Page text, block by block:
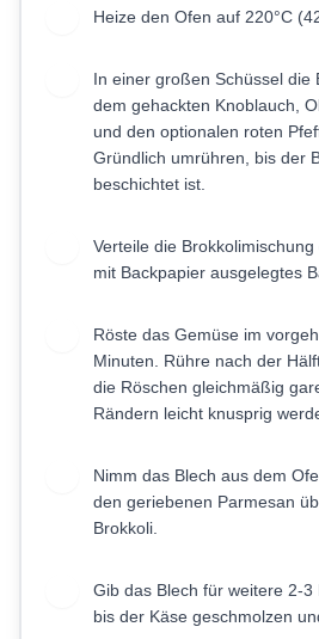
Heize den Ofen auf 220°C
In einer großen Schüssel die
dem gehackten Knoblauch,
und den optionalen roten
Gründlich umrühren, bis der
beschichtet ist.
Verteile die
mit Backpapier ausgelegtes
Röste das Gemüse im
Minuten. Rühre nach der
die Röschen gleichmäßig
Rändern leicht knusprig
Nimm das Blech aus dem
den geriebenen Parmesan
Brokkoli.
Gib das Blech für weitere 2-3
bis der Käse geschmolzen